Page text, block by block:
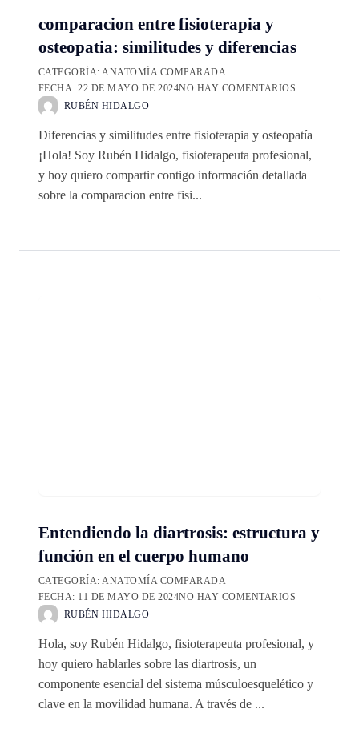
comparacion entre fisioterapia y
osteopatia: similitudes y diferencias
CATEGORÍA:ANATOMÍA COMPARADA
FECHA:22 DE MAYO DE 2024NO HAY COMENTARIOS
RUBÉN HIDALGO
Diferencias y similitudes entre fisioterapia y osteopatía
¡Hola! Soy Rubén Hidalgo, fisioterapeuta profesional,
y hoy quiero compartir contigo información detallada
sobre la comparacion entre fisi...
Entendiendo la diartrosis: estructura y
función en el cuerpo humano
CATEGORÍA:ANATOMÍA COMPARADA
FECHA: 11 DE MAYO DE 2024NO HAY COMENTARIOS
RUBÉN HIDALGO
Hola, soy Rubén Hidalgo, fisioterapeuta profesional, y
hoy quiero hablarles sobre las diartrosis, un
componente esencial del sistema músculoesquelético y
clave en la movilidad humana. A través de ...